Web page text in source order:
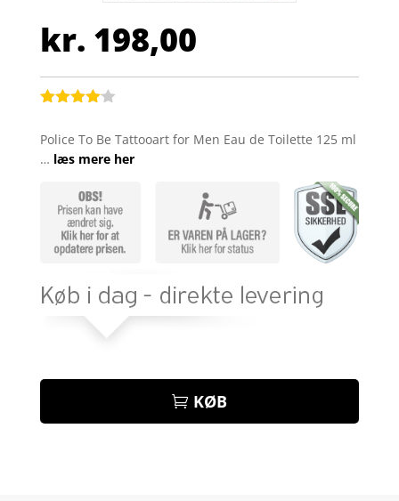
kr. 198,00
ud af 5
baseret
ømmelse
Police To Be Tattooart for Men Eau de Toilette 125 ml
… læs mere her
KØB